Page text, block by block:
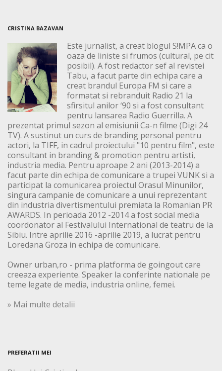
CRISTINA BAZAVAN
Este jurnalist, a creat blogul S!MPA ca o
oaza de liniste si frumos (cultural, pe cit
posibil). A fost redactor sef al revistei
Tabu, a facut parte din echipa care a
creat brandul Europa FM si care a
formatat si rebranduit Radio 21 la
sfirsitul anilor ‘90 si a fost consultant
pentru lansarea Radio Guerrilla. A
prezentat primul sezon al emisiunii Ca-n filme (Digi 24
TV). A sustinut un curs de branding personal pentru
actori, la TIFF, in cadrul proiectului "10 pentru film", este
consultant in branding & promotion pentru artisti,
industria media. Pentru aproape 2 ani (2013-2014) a
facut parte din echipa de comunicare a trupei VUNK si a
participat la comunicarea proiectul Orasul Minunilor,
singura campanie de comunicare a unui reprezentant
din industria divertismentului premiata la Romanian PR
AWARDS. In perioada 2012 -2014 a fost social media
coordonator al Festivalului International de teatru de la
Sibiu. Intre aprilie 2016 -aprilie 2019, a lucrat pentru
Loredana Groza in echipa de comunicare.
Owner urban,ro - prima platforma de goingout care
creeaza experiente. Speaker la conferinte nationale pe
teme legate de media, industria online, femei.
» Mai multe detalii
PREFERATII MEI